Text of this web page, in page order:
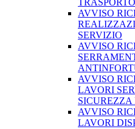
AVVISO
SERVIZIO
AVVISO
AVVISO
LAVORI
SICUREZZA
AVVISO
LAVORI